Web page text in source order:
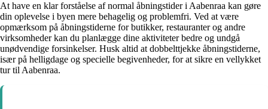
At have en klar forståelse af normal åbningstider i Aabenraa kan gøre
din oplevelse i byen mere behagelig og problemfri. Ved at være
opmærksom på åbningstiderne for butikker, restauranter og andre
virksomheder kan du planlægge dine aktiviteter bedre og undgå
unødvendige forsinkelser. Husk altid at dobbelttjekke åbningstiderne,
især på helligdage og specielle begivenheder, for at sikre en vellykket
tur til Aabenraa.